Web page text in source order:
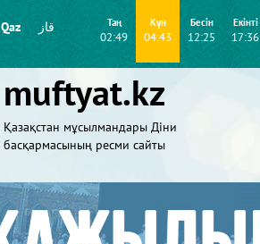
Qaz قاز Таң
02:49
Күн
04:43
Бесін
12:25
Екінті
17:36
muftyat.kz
Қазақстан мұсылмандары Діни
басқармасының ресми сайты